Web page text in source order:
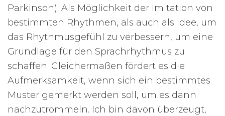
Parkinson). Als Möglichkeit der Imitation von
bestimmten Rhythmen, als auch als Idee, um
das Rhythmusgefühl zu verbessern, um eine
Grundlage für den Sprachrhythmus zu
schaffen. Gleichermaßen fördert es die
Aufmerksamkeit, wenn sich ein bestimmtes
Muster gemerkt werden soll, um es dann
nachzutrommeln. Ich bin davon überzeugt,